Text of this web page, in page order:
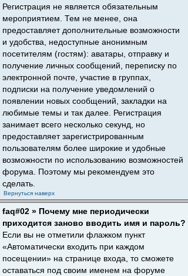
Регистрация не является обязательным
мероприятием. Тем не менее, она
предоставляет дополнительные возможности
и удобства, недоступные анонимным
посетителям (гостям): аватары, отправку и
получение личных сообщений, переписку по
электронной почте, участие в группах,
подписки на получение уведомлений о
появлении новых сообщений, закладки на
любимые темы и так далее. Регистрация
занимает всего несколько секунд, но
предоставляет зарегистрированным
пользователям более широкие и удобные
возможности по использованию возможностей
форума. Поэтому мы рекомендуем это
сделать.
Вернуться наверх
faq#02 » Почему мне периодически
приходится заново вводить имя и пароль?
Если вы не отметили флажком пункт
«Автоматически входить при каждом
посещении» на странице входа, то сможете
оставаться под своим именем на форуме